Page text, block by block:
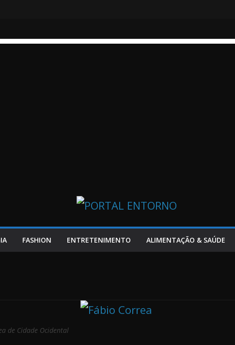
FASHION ENTRETENIMENTO ALIMENTAÇÃO & SAÚDE
de Cidade Ocidental